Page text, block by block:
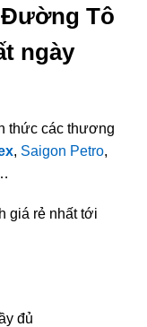
Đường Tô
ngày
thức các thương
, Saigon Petro,
giá rẻ nhất tới
đủ